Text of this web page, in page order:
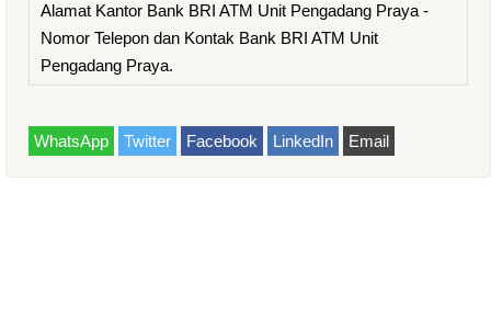
Alamat Kantor Bank BRI ATM Unit Pengadang Praya -
Nomor Telepon dan Kontak Bank BRI ATM Unit
Pengadang Praya.
WhatsApp Twitter Facebook LinkedIn Email